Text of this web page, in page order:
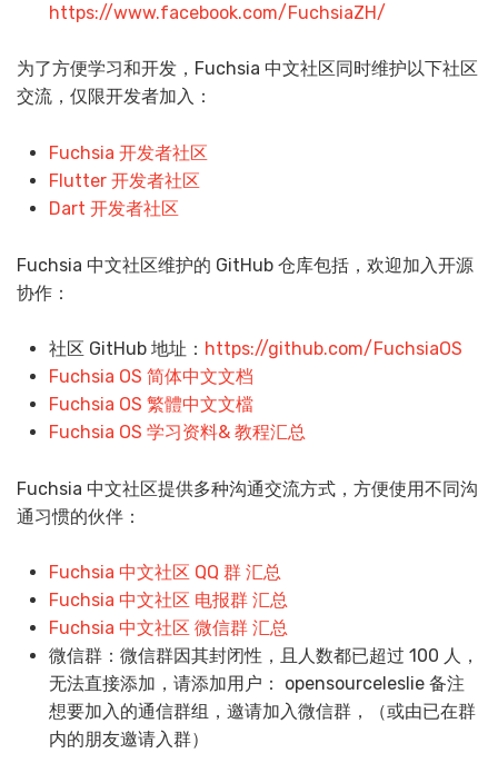
https://www.facebook.com/FuchsiaZH/
为了方便学习和开发，Fuchsia 中文社区同时维护以下社区
交流，仅限开发者加入：
Fuchsia 开发者社区
Flutter 开发者社区
Dart 开发者社区
Fuchsia 中文社区维护的 GitHub 仓库包括，欢迎加入开源
协作：
社区 GitHub 地址： https://github.com/FuchsiaOS
Fuchsia OS 简体中文文档
Fuchsia OS 繁體中文文檔
Fuchsia OS 学习资料& 教程汇总
Fuchsia 中文社区提供多种沟通交流方式，方便使用不同沟
通习惯的伙伴：
Fuchsia 中文社区 QQ 群 汇总
Fuchsia 中文社区 电报群 汇总
Fuchsia 中文社区 微信群 汇总
微信群：微信群因其封闭性，且人数都已超过 100 人，
无法直接添加，请添加用户： opensourceleslie 备注
想要加入的通信群组，邀请加入微信群，（或由已在群
内的朋友邀请入群）